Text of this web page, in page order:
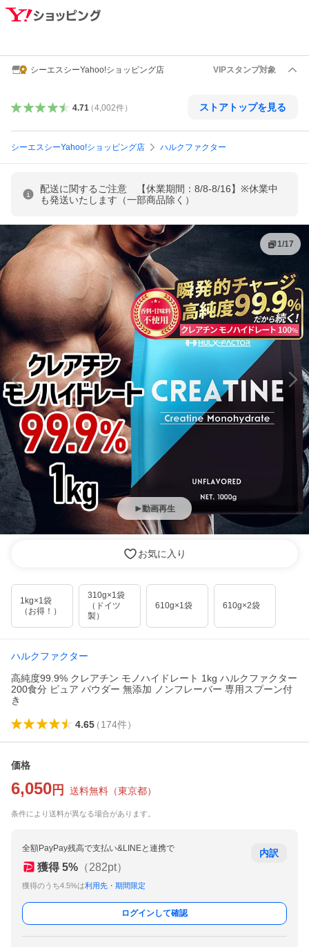
シーエスシーYahoo!ショッピング店 VIPスタンプ対象
4.71（4,002件） ストアトップを見る
シーエスシーYahoo!ショッピング店 ハルクファクター
配送に関するご注意 【休業期間：8/8-8/16】※休業中
も発送いたします（一部商品除く）
動画再生
1/17
お気に入り
1kg×1袋
（お得！）
310g×1袋
（ドイツ
製）
610g×1袋 610g×2袋
ハルクファクター
高純度99.9% クレアチン モノハイドレート 1kg ハルクファクター
200食分 ピュア パウダー 無添加 ノンフレーバー 専用スプーン付
き
4.65（174件）
価格
6,050 円 送料無料 （東京都）
条件により送料が異なる場合があります。
全額PayPay残高で支払い&LINEと連携で
獲得 5% （282pt）
獲得のうち4.5%は利用先・期間限定
内訳
ログインして確認